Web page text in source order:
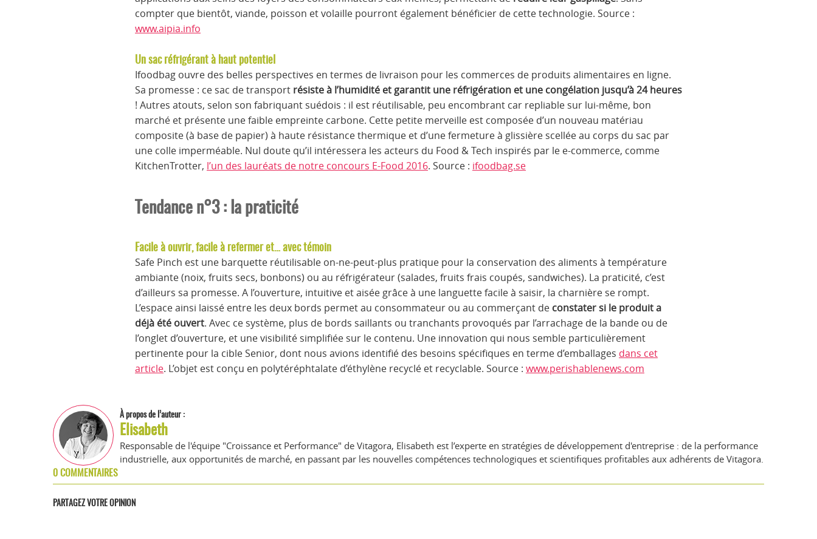
compter que bientôt, viande, poisson et volaille pourront également bénéficier de cette technologie. Source :
www.aipia.info
Un sac réfrigérant à haut potentiel
Ifoodbag ouvre des belles perspectives en termes de livraison pour les commerces de produits alimentaires en ligne.
Sa promesse : ce sac de transport résiste à l’humidité et garantit une réfrigération et une congélation jusqu’à 24 heures
! Autres atouts, selon son fabriquant suédois : il est réutilisable, peu encombrant car repliable sur lui-même, bon
marché et présente une faible empreinte carbone. Cette petite merveille est composée d’un nouveau matériau
composite (à base de papier) à haute résistance thermique et d’une fermeture à glissière scellée au corps du sac par
une colle imperméable. Nul doute qu’il intéressera les acteurs du Food & Tech inspirés par le e-commerce, comme
KitchenTrotter, l’un des lauréats de notre concours E-Food 2016. Source : ifoodbag.se
Tendance n°3 : la praticité
Facile à ouvrir, facile à refermer et… avec témoin
Safe Pinch est une barquette réutilisable on-ne-peut-plus pratique pour la conservation des aliments à température
ambiante (noix, fruits secs, bonbons) ou au réfrigérateur (salades, fruits frais coupés, sandwiches). La praticité, c’est
d’ailleurs sa promesse. A l’ouverture, intuitive et aisée grâce à une languette facile à saisir, la charnière se rompt.
L’espace ainsi laissé entre les deux bords permet au consommateur ou au commerçant de constater si le produit a
déjà été ouvert. Avec ce système, plus de bords saillants ou tranchants provoqués par l’arrachage de la bande ou de
l’onglet d’ouverture, et une visibilité simplifiée sur le contenu. Une innovation qui nous semble particulièrement
pertinente pour la cible Senior, dont nous avions identifié des besoins spécifiques en terme d’emballages dans cet
article. L’objet est conçu en polytéréphtalate d’éthylène recyclé et recyclable. Source : www.perishablenews.com
À propos de l’auteur :
Elisabeth
Responsable de l'équipe "Croissance et Performance" de Vitagora, Elisabeth est l’experte en stratégies de développement d'entreprise : de la performance
industrielle, aux opportunités de marché, en passant par les nouvelles compétences technologiques et scientifiques profitables aux adhérents de Vitagora.
0 COMMENTAIRES
PARTAGEZ VOTRE OPINION